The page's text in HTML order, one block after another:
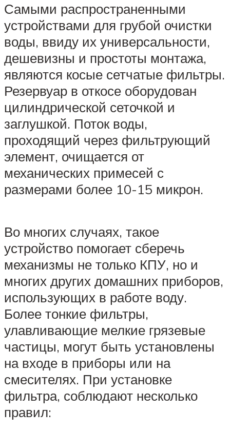
Самыми распространенными
устройствами для грубой очистки
воды, ввиду их универсальности,
дешевизны и простоты монтажа,
являются косые сетчатые фильтры.
Резервуар в откосе оборудован
цилиндрической сеточкой и
заглушкой. Поток воды,
проходящий через фильтрующий
элемент, очищается от
механических примесей с
размерами более 10-15 микрон.
Во многих случаях, такое
устройство помогает сберечь
механизмы не только КПУ, но и
многих других домашних приборов,
использующих в работе воду.
Более тонкие фильтры,
улавливающие мелкие грязевые
частицы, могут быть установлены
на входе в приборы или на
смесителях. При установке
фильтра, соблюдают несколько
правил: